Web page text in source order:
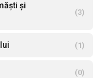
și
(3)
(1)
(0)